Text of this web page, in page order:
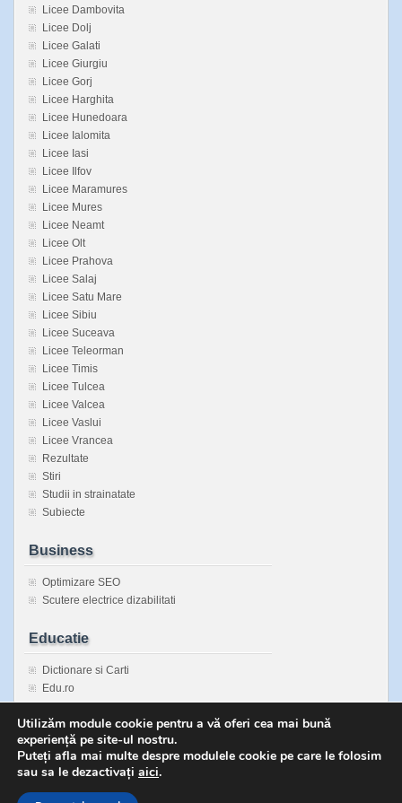
Licee Dambovita
Licee Dolj
Licee Galati
Licee Giurgiu
Licee Gorj
Licee Harghita
Licee Hunedoara
Licee Ialomita
Licee Iasi
Licee Ilfov
Licee Maramures
Licee Mures
Licee Neamt
Licee Olt
Licee Prahova
Licee Salaj
Licee Satu Mare
Licee Sibiu
Licee Suceava
Licee Teleorman
Licee Timis
Licee Tulcea
Licee Valcea
Licee Vaslui
Licee Vrancea
Rezultate
Stiri
Studii in strainatate
Subiecte
Business
Optimizare SEO
Scutere electrice dizabilitati
Educatie
Dictionare si Carti
Edu.ro
Enciclopedie Universala
Inspectorate Scolare Judetene
Sanatatea copiilor
Utilizăm module cookie pentru a vă oferi cea mai bună
experiență pe site-ul nostru.
Puteți afla mai multe despre modulele cookie pe care le folosim
sau sa le dezactivați aici.